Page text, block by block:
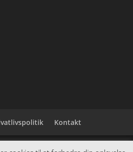
Kontakt
samler et bredt udvalg af